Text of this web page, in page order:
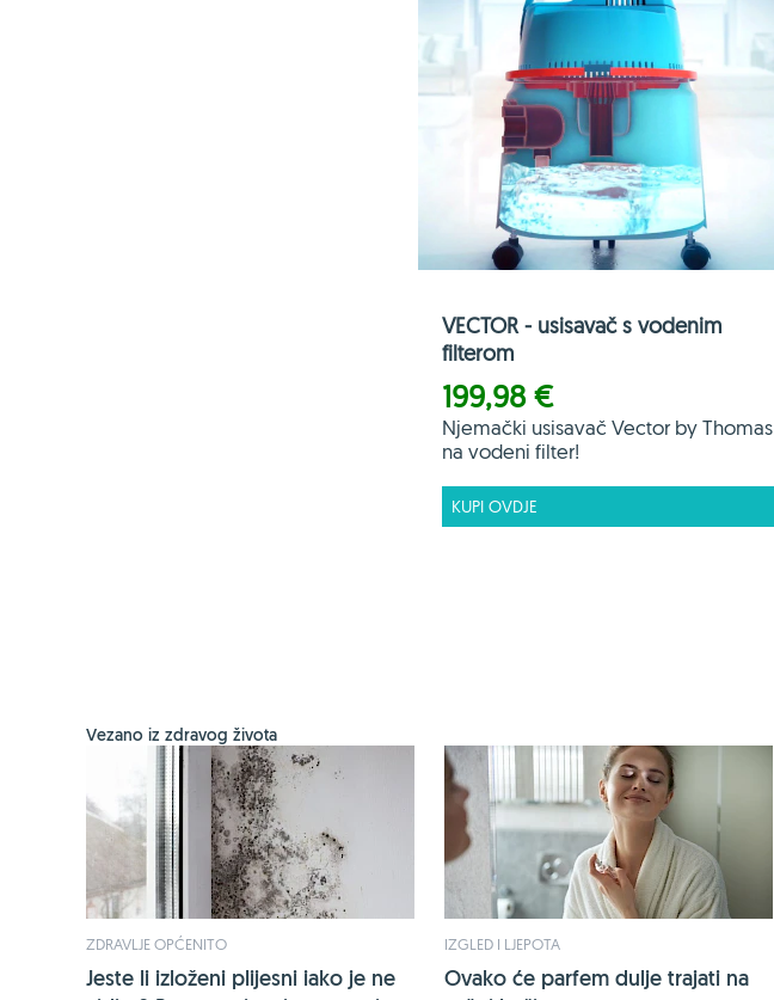
VECTOR - usisavač s vodenim
filterom
199,98 €
Njemački usisavač Vector by Thomas
na vodeni filter!
KUPI OVDJE
Vezano iz zdravog života
ZDRAVLJE OPĆENITO
Jeste li izloženi plijesni iako je ne
IZGLED I LJEPOTA
Ovako će parfem dulje trajati na